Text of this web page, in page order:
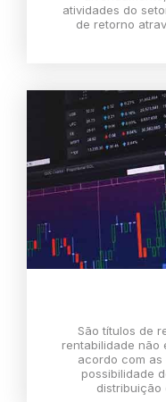
atividades do
de retorno
São títulos de
rentabilidade não
acordo com
possibilidade
distribuição